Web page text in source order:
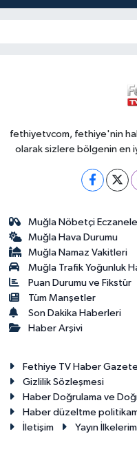
fethiyetvcom, fethiye'nin
olarak sizlere bölgenin en
Muğla Nöbetçi
Muğla Hava Durumu
Muğla Namaz Vakitleri
Muğla Trafik Yoğunluk
Puan Durumu ve Fikstür
Tüm Manşetler
Son Dakika Haberleri
Haber Arşivi
Fethiye TV Haber
Gizlilik Sözleşmesi
Haber Doğrulama ve
Haber düzeltme
İletişim
Yayın